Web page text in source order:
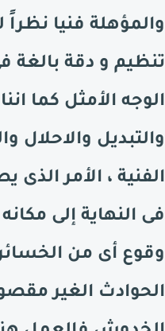
والمؤهلة فنيا
تنظيم و دقة بالغة
الوجه الأمثل كما
والتبديل والاحلال
الفنية ، الأمر
فى النهاية إلى
وقوع أى من
الحوادث الغير